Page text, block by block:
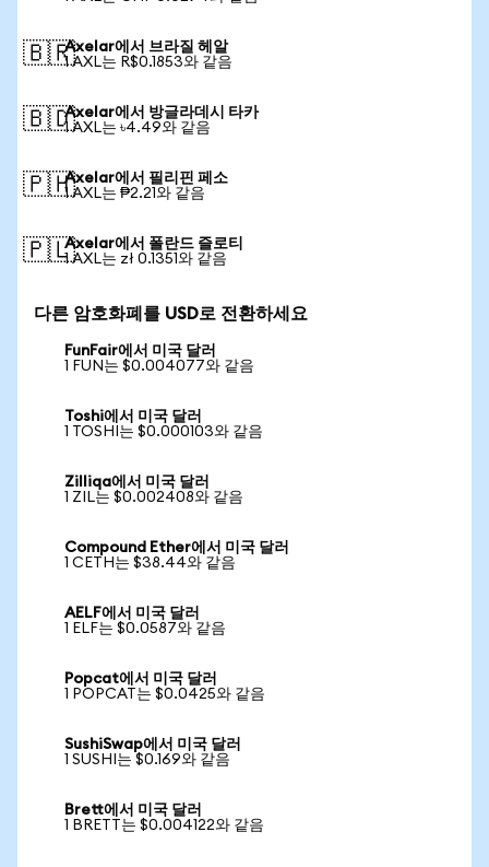
🇧🇷Axelar에서 브라질 헤알
1 AXL는 R$0.1853와 같음
🇧🇩Axelar에서 방글라데시 타카
1 AXL는 ৳4.49와 같음
🇵🇭Axelar에서 필리핀 페소
1 AXL는 ₱2.21와 같음
🇵🇱Axelar에서 폴란드 즐로티
1 AXL는 zł 0.1351와 같음
다른 암호화폐를 USD로 전환하세요
FunFair에서 미국 달러
1 FUN는 $0.004077와 같음
Toshi에서 미국 달러
1 TOSHI는 $0.000103와 같음
Zilliqa에서 미국 달러
1 ZIL는 $0.002408와 같음
Compound Ether에서 미국 달러
1 CETH는 $38.44와 같음
AELF에서 미국 달러
1 ELF는 $0.0587와 같음
Popcat에서 미국 달러
1 POPCAT는 $0.0425와 같음
SushiSwap에서 미국 달러
1 SUSHI는 $0.169와 같음
Brett에서 미국 달러
1 BRETT는 $0.004122와 같음